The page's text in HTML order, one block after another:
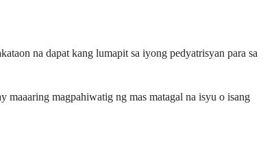
na dapat kang lumapit sa iyong pedyatrisyan para sa
maaaring magpahiwatig ng mas matagal na isyu o isang